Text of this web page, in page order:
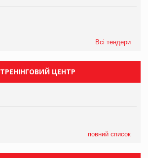
Всі тендери
ТРЕНІНГОВИЙ ЦЕНТР
повний список